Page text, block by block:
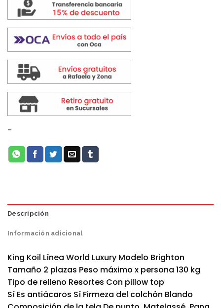
-
Descripción
Información adicional
King Koil Línea World Luxury Modelo Brighton
Tamaño 2 plazas Peso máximo x persona 130 kg
Tipo de relleno Resortes Con pillow top
Sí Es antiácaros Sí Firmeza del colchón Blando